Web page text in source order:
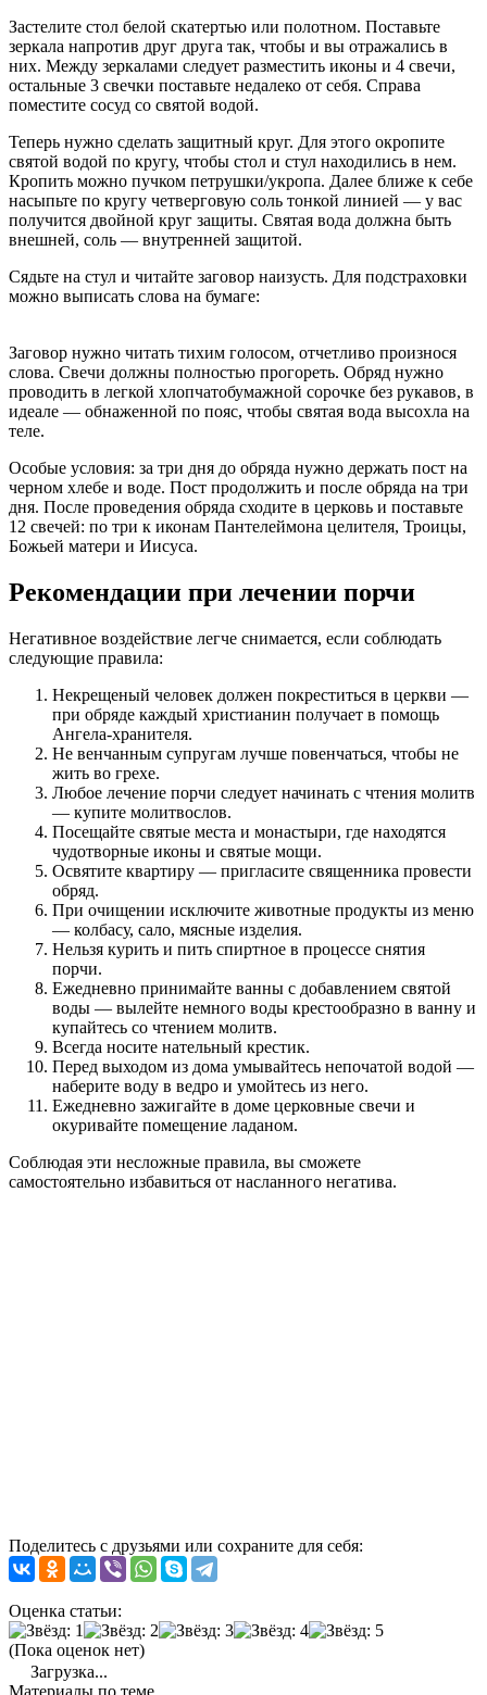
Застелите стол белой скатертью или полотном. Поставьте
зеркала напротив друг друга так, чтобы и вы отражались в
них. Между зеркалами следует разместить иконы и 4 свечи,
остальные 3 свечки поставьте недалеко от себя. Справа
поместите сосуд со святой водой.
Теперь нужно сделать защитный круг. Для этого окропите
святой водой по кругу, чтобы стол и стул находились в нем.
Кропить можно пучком петрушки/укропа. Далее ближе к себе
насыпьте по кругу четверговую соль тонкой линией — у вас
получится двойной круг защиты. Святая вода должна быть
внешней, соль — внутренней защитой.
Сядьте на стул и читайте заговор наизусть. Для подстраховки
можно выписать слова на бумаге:
Заговор нужно читать тихим голосом, отчетливо произнося
слова. Свечи должны полностью прогореть. Обряд нужно
проводить в легкой хлопчатобумажной сорочке без рукавов, в
идеале — обнаженной по пояс, чтобы святая вода высохла на
теле.
Особые условия: за три дня до обряда нужно держать пост на
черном хлебе и воде. Пост продолжить и после обряда на три
дня. После проведения обряда сходите в церковь и поставьте
12 свечей: по три к иконам Пантелеймона целителя, Троицы,
Божьей матери и Иисуса.
Рекомендации при лечении порчи
Негативное воздействие легче снимается, если соблюдать
следующие правила:
Некрещеный человек должен покреститься в церкви —
при обряде каждый христианин получает в помощь
Ангела-хранителя.
Не венчанным супругам лучше повенчаться, чтобы не
жить во грехе.
Любое лечение порчи следует начинать с чтения молитв
— купите молитвослов.
Посещайте святые места и монастыри, где находятся
чудотворные иконы и святые мощи.
Освятите квартиру — пригласите священника провести
обряд.
При очищении исключите животные продукты из меню
— колбасу, сало, мясные изделия.
Нельзя курить и пить спиртное в процессе снятия
порчи.
Ежедневно принимайте ванны с добавлением святой
воды — вылейте немного воды крестообразно в ванну и
купайтесь со чтением молитв.
Всегда носите нательный крестик.
Перед выходом из дома умывайтесь непочатой водой —
наберите воду в ведро и умойтесь из него.
Ежедневно зажигайте в доме церковные свечи и
окуривайте помещение ладаном.
Соблюдая эти несложные правила, вы сможете
самостоятельно избавиться от насланного негатива.
Поделитесь с друзьями или сохраните для себя:
Оценка статьи:
(Пока оценок нет)
Загрузка...
Материалы по теме